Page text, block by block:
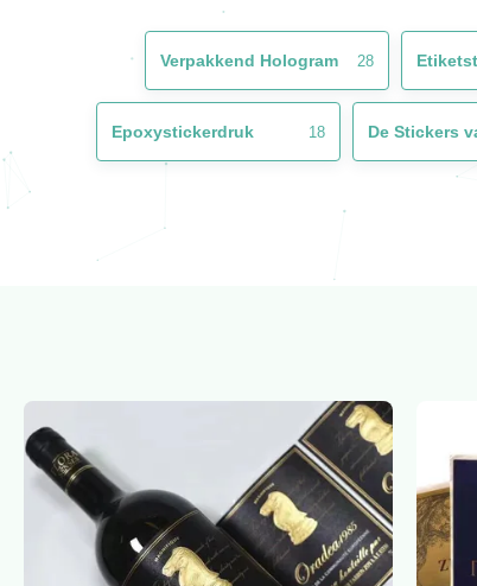
Verpakkend Hologram 28
Epoxystickerdruk 18